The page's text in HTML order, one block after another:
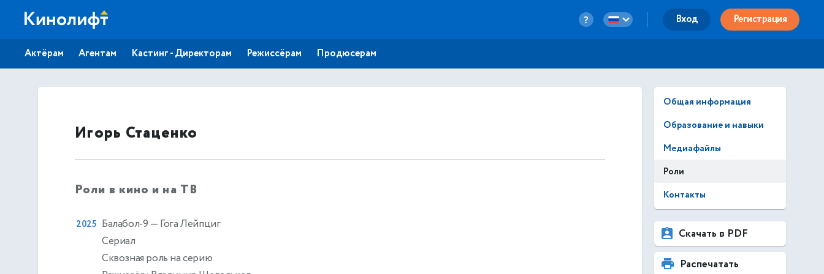
Вход Регистрация
Актёрам Агентам Кастинг - Директорам Режиссёрам Продюсерам
Игорь Стаценко
Роли в кино и на ТВ
2025 Балабол-9 — Гога Лейпциг
Сериал
Сквозная роль на серию
Общая информация
Образование и навыки
Медиафайлы
Роли
Контакты
Скачать в PDF
Распечатать